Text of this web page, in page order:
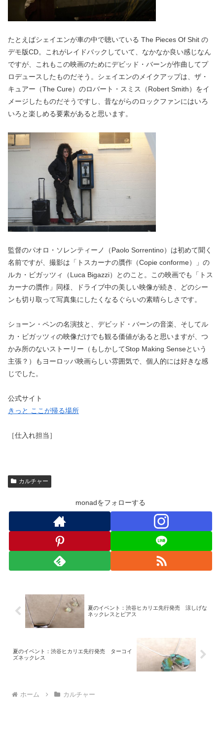
たとえばシェイエンが車の中で聴いている The Pieces Of Shit の
デモ版CD。これがレイドバックしていて、なかなか良い感じなん
ですが、これもこの映画のためにデビッド・バーンが作曲してプ
ロデュースしたものだそう。シェイエンのメイクアップは、ザ・
キュアー（The Cure）のロバート・スミス（Robert Smith）をイ
メージしたものだそうですし、昔ながらのロックファンにはいろ
いろと楽しめる要素があると思います。
監督のパオロ・ソレンティーノ（Paolo Sorrentino）は初めて聞く
名前ですが、撮影は「トスカーナの贋作（Copie conforme）」の
ルカ・ビガッツィ（Luca Bigazzi）とのこと。この映画でも「トス
カーナの贋作」同様、ドライブ中の美しい映像が続き、どのシー
ンも切り取って写真集にしたくなるぐらいの素晴らしさです。
ショーン・ペンの名演技と、デビッド・バーンの音楽、そしてル
カ・ビガッツィの映像だけでも観る価値があると思いますが、つ
かみ所のないストーリー（もしかしてStop Making Senseという
主張？）もヨーロッパ映画らしい雰囲気で、個人的には好きな感
じでした。
公式サイト
きっと ここが帰る場所
［仕入れ担当］
カルチャー
monadをフォローする
夏のイベント：渋谷ヒカリエ先行発売 涼しげな
ネックレスとピアス
夏のイベント：渋谷ヒカリエ先行発売 ターコイ
ズネックレス
ホーム カルチャー